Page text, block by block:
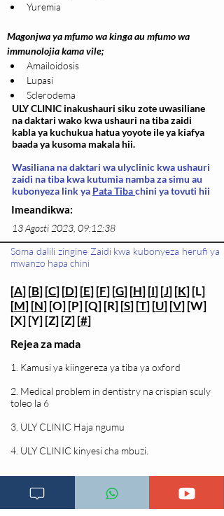
Yuremia
Magonjwa ya mfumo wa kinga au mfumo wa
immunolojia kama vile;
Amailoidosis
Lupasi
Sclerodema
ULY CLINIC inakushauri siku zote uwasiliane
na daktari wako kwa ushauri na tiba zaidi
kabla ya kuchukua hatua yoyote ile ya kiafya
baada ya kusoma makala hii.
Wasiliana na daktari wa ulyclinic kwa ushauri
zaidi na tiba kwa kutumia namba za simu au
kubonyeza link ya Pata Tibachini ya tovuti hii
Imeandikwa:
13 Agosti 2023, 09:12:38
Soma dalili zingine Zaidi kwa kubonyeza herufi ya
mwanzo hapa chini
[A] [B] [C] [D] [E] [F] [G] [H] [I] [J] [K] [L]
[M] [N] [O] [P] [Q] [R] [S] [T] [U] [V] [W]
[X] [Y] [Z] [Z] [#]
Rejea za mada
1. Kamusi ya kiingereza ya tiba ya oxford
2. Medical problem in dentistry na crispian sculy
toleo la 6
3. ULY CLINIC Haja ngumu
4. ULY CLINIC kinyesi cha mbuzi.
Changia kuwezesha